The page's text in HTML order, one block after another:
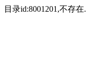
目录id:8001201,不存在.